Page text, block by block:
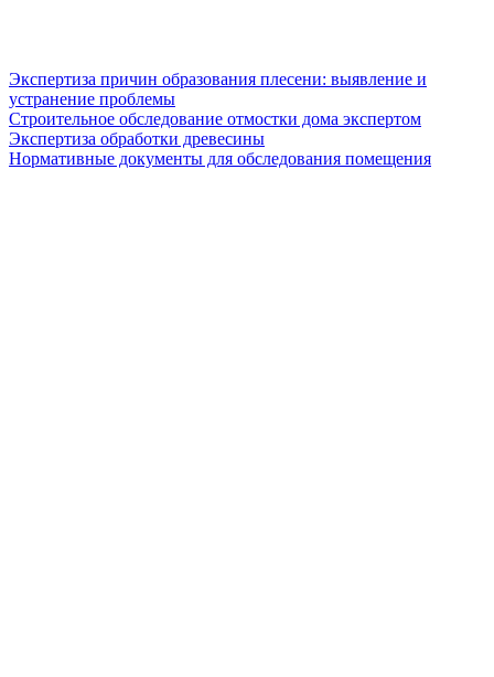
Экспертиза причин образования плесени: выявление и
устранение проблемы
Строительное обследование отмостки дома экспертом
Экспертиза обработки древесины
Нормативные документы для обследования помещения